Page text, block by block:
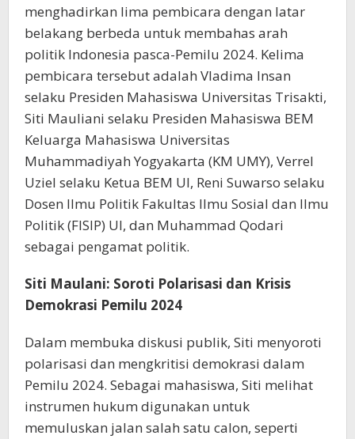
menghadirkan lima pembicara dengan latar
belakang berbeda untuk membahas arah
politik Indonesia pasca-Pemilu 2024. Kelima
pembicara tersebut adalah Vladima Insan
selaku Presiden Mahasiswa Universitas Trisakti,
Siti Mauliani selaku Presiden Mahasiswa BEM
Keluarga Mahasiswa Universitas
Muhammadiyah Yogyakarta (KM UMY), Verrel
Uziel selaku Ketua BEM UI, Reni Suwarso selaku
Dosen Ilmu Politik Fakultas Ilmu Sosial dan Ilmu
Politik (FISIP) UI, dan Muhammad Qodari
sebagai pengamat politik.
Siti Maulani: Soroti Polarisasi dan Krisis
Demokrasi Pemilu 2024
Dalam membuka diskusi publik, Siti menyoroti
polarisasi dan mengkritisi demokrasi dalam
Pemilu 2024. Sebagai mahasiswa, Siti melihat
instrumen hukum digunakan untuk
memuluskan jalan salah satu calon, seperti